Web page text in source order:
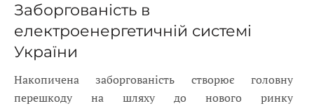
Заборгованість в
електроенергетичній системі
України
Накопичена заборгованість створює головну
перешкоду на шляху до нового ринку